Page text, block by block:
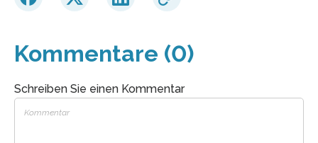
Kommentare (0)
Schreiben Sie einen Kommentar